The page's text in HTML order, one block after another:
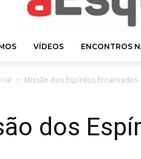
VÍDEOS ENCONTROS
Missão dos Espíritos Encarnados
dos